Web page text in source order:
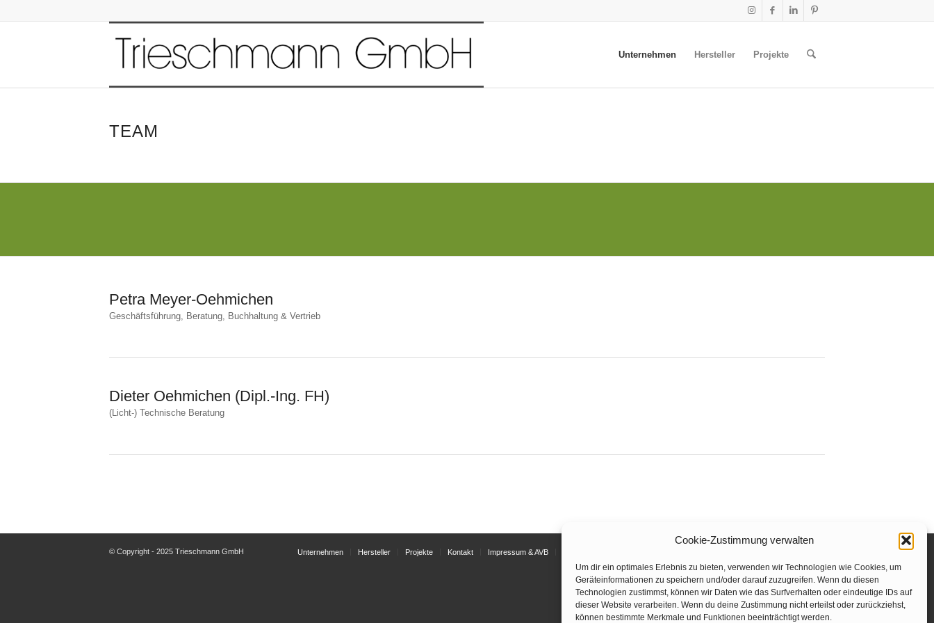
Cookie-Zustimmung verwalten
Um dir ein optimales Erlebnis zu bieten, verwenden wir Technologien wie Cookies, um
Geräteinformationen zu speichern und/oder darauf zuzugreifen. Wenn du diesen
Technologien zustimmst, können wir Daten wie das Surfverhalten oder eindeutige IDs auf
dieser Website verarbeiten. Wenn du deine Zustimmung nicht erteilst oder zurückziehst,
können bestimmte Merkmale und Funktionen beeinträchtigt werden.
Unternehmen Hersteller Projekte
TEAM
Petra Meyer-Oehmichen
Geschäftsführung, Beratung, Buchhaltung & Vertrieb
Dieter Oehmichen (Dipl.-Ing. FH)
(Licht-) Technische Beratung
© Copyright - 2025 Trieschmann GmbH Unternehmen Hersteller Projekte Kontakt Impressum & AVB